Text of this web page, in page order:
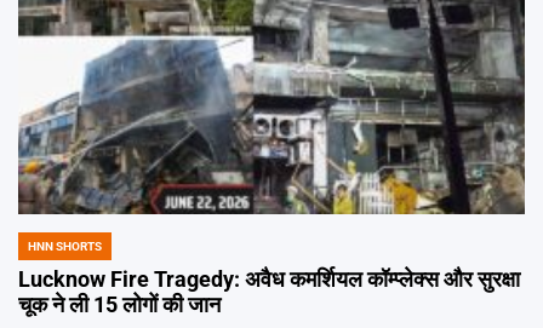
POSTED
IN
HNN SHORTS
Lucknow Fire Tragedy: अवैध कमर्शियल कॉम्प्लेक्स और सुरक्षा
चूक ने ली 15 लोगों की जान